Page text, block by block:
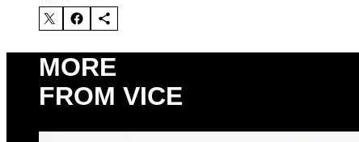
MORE
FROM VICE